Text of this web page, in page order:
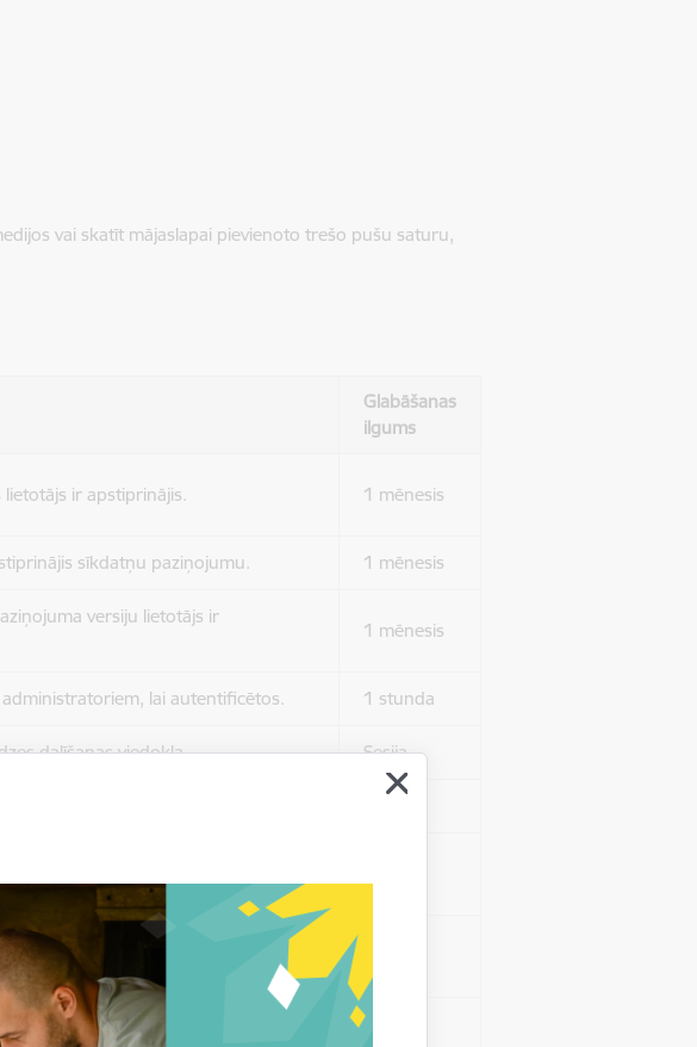
vai skatīt mājaslapai pievienoto trešo pušu saturu,
Glabāšanas
ilgums
ir apstiprinājis. 1 mēnesis
sīkdatņu paziņojumu. 1 mēnesis
versiju lietotājs ir
1 mēnesis
lai autentificētos. 1 stunda
dalīšanas viedokļa. Sesija
ir izlasījuši un aizvēruši tos.
visiem lietotājiem nerādītu
ir izlasījuši un aizvēruši tos.
logs. Sesija